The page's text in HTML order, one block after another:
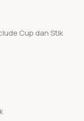
Cup dan Stik